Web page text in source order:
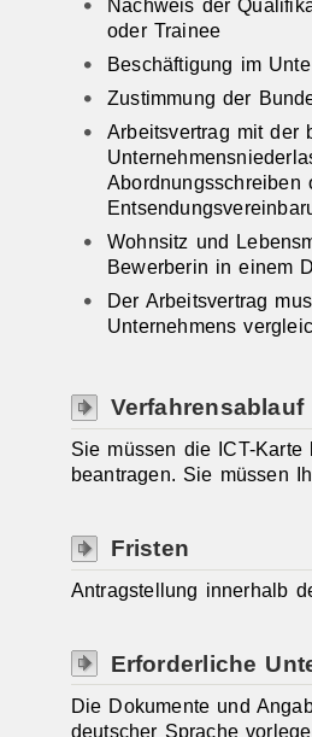
Nachweis der
oder Trainee
Beschäftigung im
Zustimmung der
Arbeitsvertrag mit der
Abordnungsschreiben
Wohnsitz und
Bewerberin in einem
Der Arbeitsvertrag
Unternehmens
Verfahrensablauf
Sie müssen die ICT-
beantragen. Sie müssen
Fristen
Antragstellung innerhalb
Erforderliche
Die Dokumente und
deutscher Sprache